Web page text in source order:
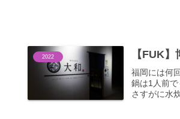
2022 【FUK
福岡には何
鍋は1人前で
さすがに水